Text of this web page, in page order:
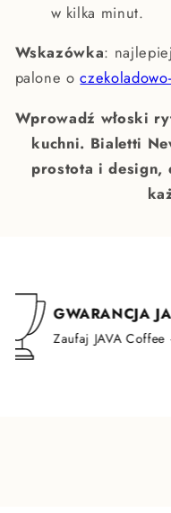
w kilka minut.
Wskazówka:
palone o
Wprowadź włoski
kuchni. Bialetti
prostota i design,
GWARANCJA
Zaufaj JAVA Coffee –